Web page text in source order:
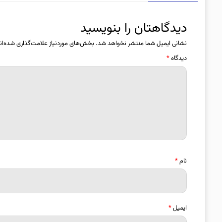
دیدگاهتان را بنویسید
نشانی ایمیل شما منتشر نخواهد شد. بخش‌های موردنیاز علامت‌گذاری
دیدگاه*
نام*
ایمیل*